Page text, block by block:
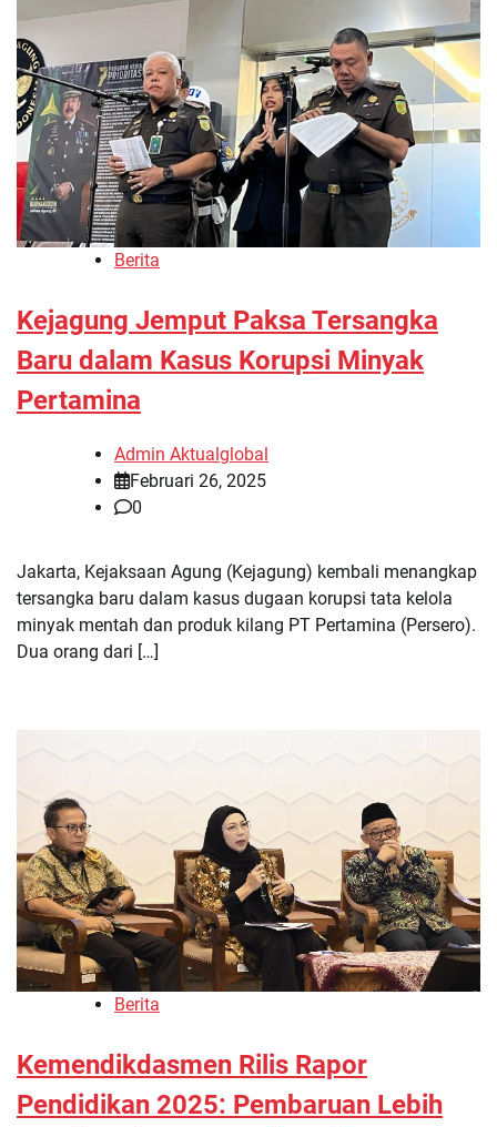
Berita
Kejagung Jemput Paksa Tersangka
Baru dalam Kasus Korupsi Minyak
Pertamina
Admin Aktualglobal
Februari 26, 2025
0
Jakarta, Kejaksaan Agung (Kejagung) kembali menangkap
tersangka baru dalam kasus dugaan korupsi tata kelola
minyak mentah dan produk kilang PT Pertamina (Persero).
Dua orang dari […]
Berita
Kemendikdasmen Rilis Rapor
Pendidikan 2025: Pembaruan Lebih